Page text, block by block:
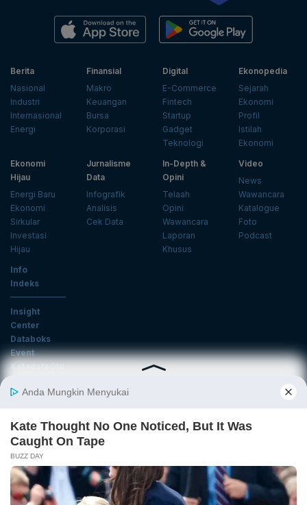
Berita
Nasional
Industri
Internasional
Energi
Finansial
Makro
Keuangan
Bursa
Korporasi
Digital
E-Commerce
Fintech
Startup
Gadget
Teknologi
Ekonopedia
Sejarah
Ekonomi
Profil
Istilah
Ekonomi
Ekonomi
Hijau
Energi Baru
Ekonomi
Sirkular
Investasi
Hijau
Jurnalisme
Data
Infografik
Analisis
Cek Data
In-Depth &
Opini
Telaah
Opini
Wawancara
Laporan
Khusus
Video
News
Wawancara
Katalogue
Foto
Podcast
Info
Indeks
Insight
Center
Databoks
Event
KatadataOto
Email